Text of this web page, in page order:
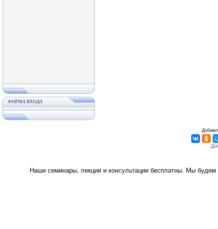
ФОРМА ВХОДА
Наши семинары, лекции и консультации бесплатны. Мы